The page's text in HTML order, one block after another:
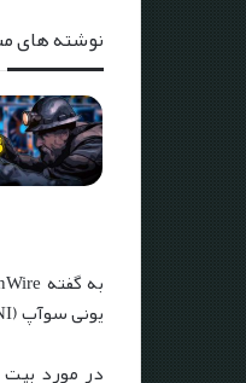
نوشته های
یونی سوآپ (UNI) بوده و ۸۸ درصد از بحث‌های کریپتویی با رویکرد مثبتی مطرح شده است.